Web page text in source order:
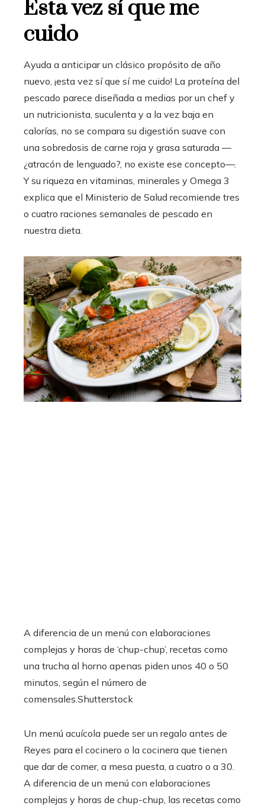
Esta vez sí que me
cuido
Ayuda a anticipar un clásico propósito de año
nuevo, ¡esta vez sí que sí me cuido! La proteína del
pescado parece diseñada a medias por un chef y
un nutricionista, suculenta y a la vez baja en
calorías, no se compara su digestión suave con
una sobredosis de carne roja y grasa saturada —
¿atracón de lenguado?, no existe ese concepto—.
Y su riqueza en vitaminas, minerales y Omega 3
explica que el Ministerio de Salud recomiende tres
o cuatro raciones semanales de pescado en
nuestra dieta.
A diferencia de un menú con elaboraciones
complejas y horas de ‘chup-chup’, recetas como
una trucha al horno apenas piden unos 40 o 50
minutos, según el número de
comensales.Shutterstock
Un menú acuícola puede ser un regalo antes de
Reyes para el cocinero o la cocinera que tienen
que dar de comer, a mesa puesta, a cuatro o a 30.
A diferencia de un menú con elaboraciones
complejas y horas de chup-chup, las recetas como